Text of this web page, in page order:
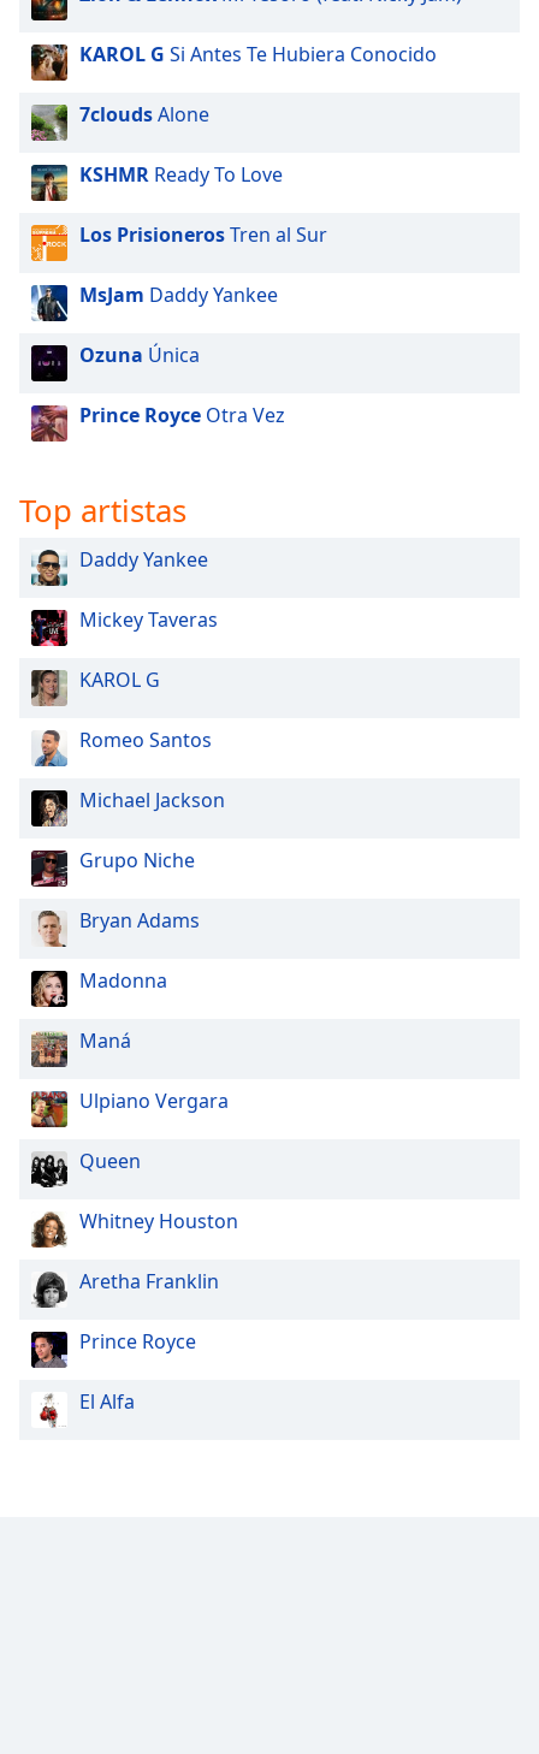
Opacity
Caption
Area
Background
Color
Font
Size
Text
Font
Family
Done
Modal
Dialog
dialog
window.
KAROL G Si Antes Te Hubiera Conocido
7cloudsAlone
KSHMR Ready To Love
Los PrisionerosTren al Sur
MsJam Daddy Yankee
Ozuna Única
Prince Royce Otra Vez
Top artistas
Daddy Yankee
Mickey Taveras
KAROL G
Romeo Santos
Michael Jackson
Grupo Niche
Bryan Adams
Madonna
Maná
Ulpiano Vergara
Queen
Whitney Houston
Aretha Franklin
Prince Royce
El Alfa